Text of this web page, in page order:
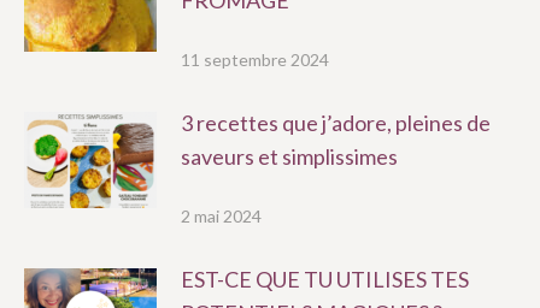
11 septembre 2024
3 recettes que j’adore, pleines de
saveurs et simplissimes
2 mai 2024
EST-CE QUE TU UTILISES TES